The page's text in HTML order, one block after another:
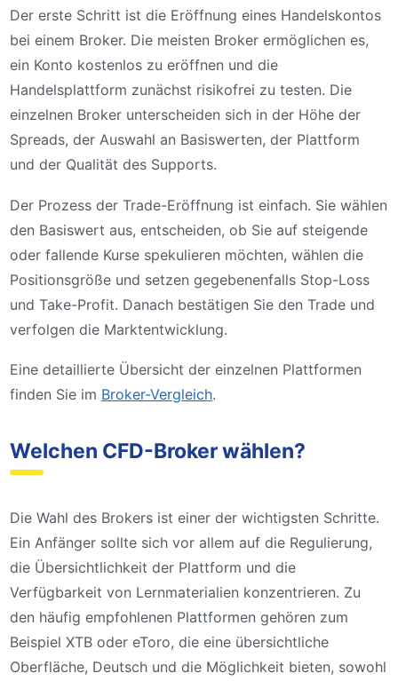
Der erste Schritt ist die Eröffnung eines Handelskontos
bei einem Broker. Die meisten Broker ermöglichen es,
ein Konto kostenlos zu eröffnen und die
Handelsplattform zunächst risikofrei zu testen. Die
einzelnen Broker unterscheiden sich in der Höhe der
Spreads, der Auswahl an Basiswerten, der Plattform
und der Qualität des Supports.
Der Prozess der Trade-Eröffnung ist einfach. Sie wählen
den Basiswert aus, entscheiden, ob Sie auf steigende
oder fallende Kurse spekulieren möchten, wählen die
Positionsgröße und setzen gegebenenfalls Stop-Loss
und Take-Profit. Danach bestätigen Sie den Trade und
verfolgen die Marktentwicklung.
Eine detaillierte Übersicht der einzelnen Plattformen
finden Sie im Broker-Vergleich.
Welchen CFD-Broker wählen?
Die Wahl des Brokers ist einer der wichtigsten Schritte.
Ein Anfänger sollte sich vor allem auf die Regulierung,
die Übersichtlichkeit der Plattform und die
Verfügbarkeit von Lernmaterialien konzentrieren. Zu
den häufig empfohlenen Plattformen gehören zum
Beispiel XTB oder eToro, die eine übersichtliche
Oberfläche, Deutsch und die Möglichkeit bieten, sowohl